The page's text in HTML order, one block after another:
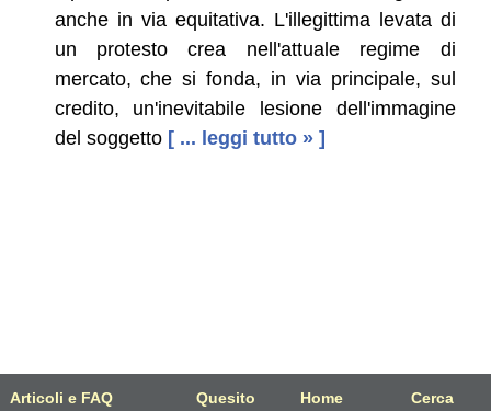
Articoli e FAQ Quesito Home Cerca
anche in via equitativa. L'illegittima levata di
un protesto crea nell'attuale regime di
mercato, che si fonda, in via principale, sul
credito, un'inevitabile lesione dell'immagine
del soggetto [ ... leggi tutto » ]